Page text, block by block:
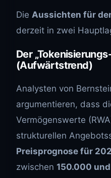
Die Aussichten für
derzeit in zwei
Der
(Aufwärtstrend)
Analysten von
argumentieren, dass
Vermögenswerte
strukturellen
Preisprognose für
zwischen 150.000